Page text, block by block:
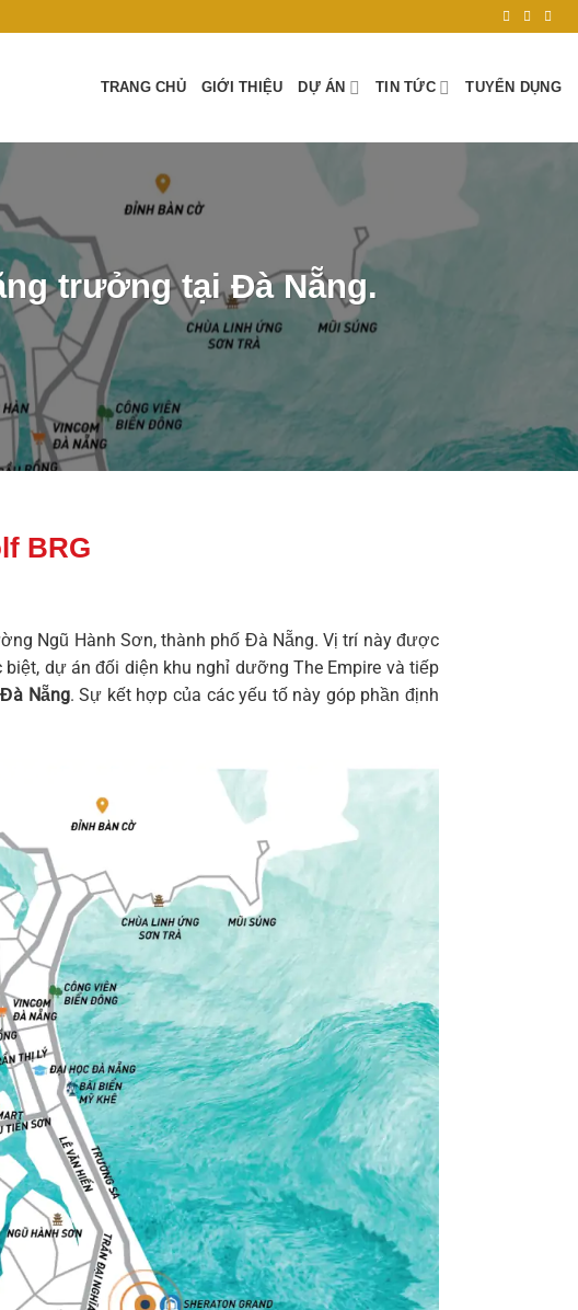
TRANG CHỦ GIỚI THIỆU DỰ ÁN TIN TỨC TUYỂN DỤNG
trưởng tại Đà Nẵng.
BRG
Ngũ Hành Sơn, thành phố Đà Nẵng. Vị trí này được
dự án đối diện khu nghỉ dưỡng The Empire và tiếp
Nẵng. Sự kết hợp của các yếu tố này góp phần định